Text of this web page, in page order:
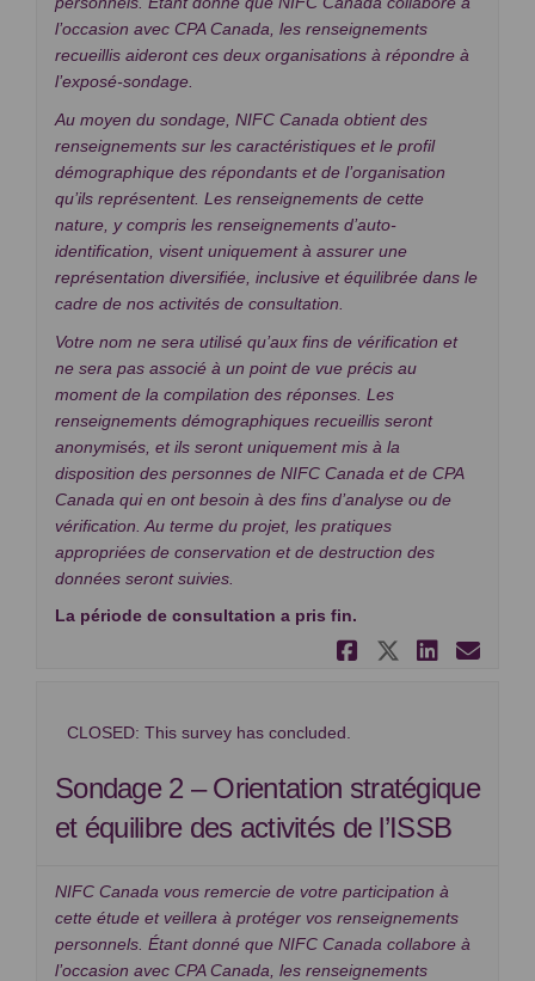
l’occasion avec CPA Canada, les renseignements
recueillis aideront ces deux organisations à répondre à
l’exposé-sondage.
Au moyen du sondage, NIFC Canada obtient des
renseignements sur les caractéristiques et le profil
démographique des répondants et de l’organisation
qu’ils représentent. Les renseignements de cette
nature, y compris les renseignements d’auto-
identification, visent uniquement à assurer une
représentation diversifiée, inclusive et équilibrée dans le
cadre de nos activités de consultation.
Votre nom ne sera utilisé qu’aux fins de vérification et
ne sera pas associé à un point de vue précis au
moment de la compilation des réponses. Les
renseignements démographiques recueillis seront
anonymisés, et ils seront uniquement mis à la
disposition des personnes de NIFC Canada et de CPA
Canada qui en ont besoin à des fins d’analyse ou de
vérification. Au terme du projet, les pratiques
appropriées de conservation et de destruction des
données seront suivies.
La période de consultation a pris fin.
Partager
CLOSED: This survey has concluded.
Sondage 2 – Orientation stratégique
et équilibre des activités de l’ISSB
NIFC Canada vous remercie de votre participation à
cette étude et veillera à protéger vos renseignements
personnels. Étant donné que NIFC Canada collabore à
l’occasion avec CPA Canada, les renseignements